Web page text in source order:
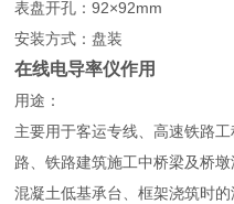
表盘开孔：92×92mm
安装方式：盘装
在线电导率仪作用
用途：
主要用于客运专线、高速铁路
路、铁路建筑施工中桥梁及桥
混凝土低基承台、框架浇筑时